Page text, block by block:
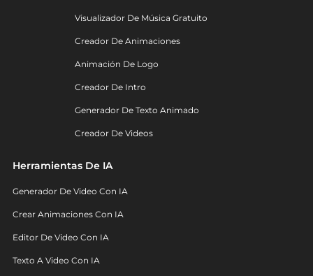
Visualizador De Música Gratuito
Creador De Animaciones
Animación De Logo
Creador De Intro
Generador De Texto Animado
Creador De Videos
Herramientas De IA
Generador De Video Con IA
Crear Animaciones Con IA
Editor De Video Con IA
Texto A Video Con IA